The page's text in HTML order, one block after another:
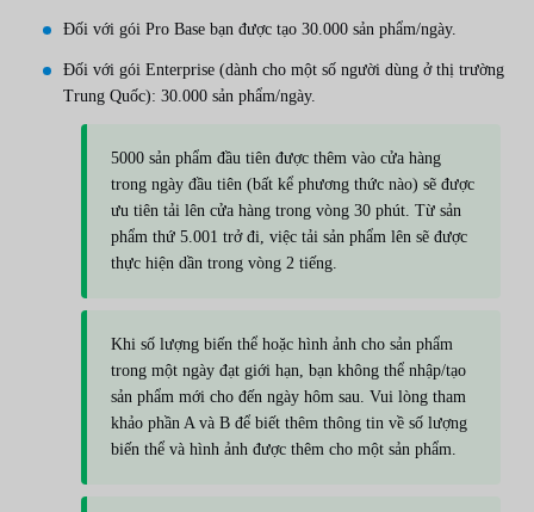
Đối với gói Pro Base bạn được tạo 30.000 sản phẩm/ngày.
Đối với gói Enterprise (dành cho một số người dùng ở thị trường
Trung Quốc): 30.000 sản phẩm/ngày.
5000 sản phẩm đầu tiên được thêm vào cửa hàng
trong ngày đầu tiên (bất kể phương thức nào) sẽ được
ưu tiên tải lên cửa hàng trong vòng 30 phút. Từ sản
phẩm thứ 5.001 trở đi, việc tải sản phẩm lên sẽ được
thực hiện dần trong vòng 2 tiếng.
Khi số lượng biến thể hoặc hình ảnh cho sản phẩm
trong một ngày đạt giới hạn, bạn không thể nhập/tạo
sản phẩm mới cho đến ngày hôm sau. Vui lòng tham
khảo phần A và B để biết thêm thông tin về số lượng
biến thể và hình ảnh được thêm cho một sản phẩm.